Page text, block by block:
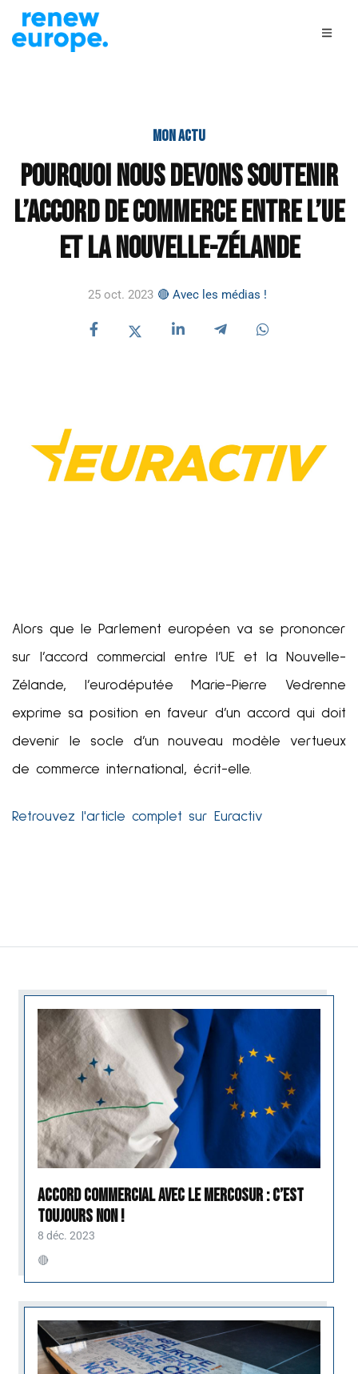
MON ACTU
Pourquoi nous devons soutenir
l’accord de commerce entre l’UE
et la Nouvelle-Zélande
25 oct. 2023 🔴 Avec les médias !
Alors que le Parlement européen va se prononcer
sur l’accord commercial entre l’UE et la Nouvelle-
Zélande, l’eurodéputée Marie-Pierre Vedrenne
exprime sa position en faveur d’un accord qui doit
devenir le socle d’un nouveau modèle vertueux
de commerce international, écrit-elle.
Retrouvez l'article complet sur Euractiv
Accord commercial avec le Mercosur : c’est
toujours NON !
8 déc. 2023
🔴